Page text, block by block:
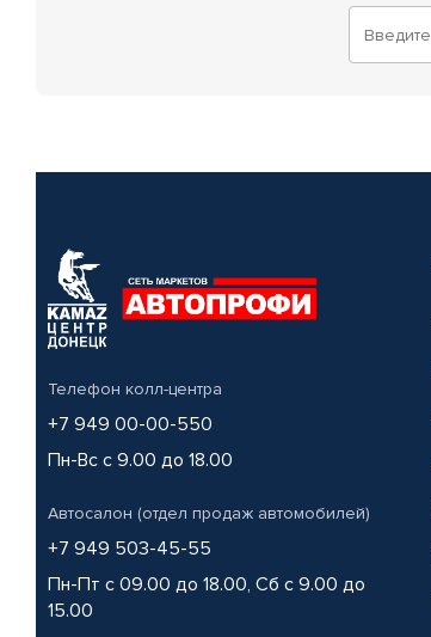
Телефон колл-центра
+7 949 00-00-550
Пн-Вс с 9.00 до 18.00
Автосалон (отдел продаж автомобилей)
+7 949 503-45-55
Пн-Пт с 09.00 до 18.00, Сб с 9.00 до
15.00